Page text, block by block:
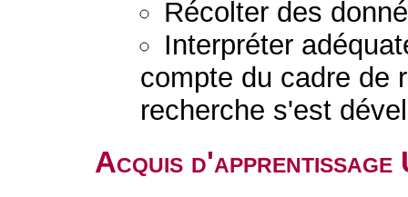
Récolter des
Interpréter
compte du cadre de
recherche s'est
Acquis d'apprentissage